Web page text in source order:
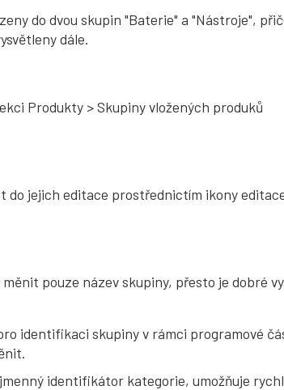
do dvou skupin "Baterie" a "Nástroje",
dále.
Produkty > Skupiny vložených produků
do jejich editace prostřednictím ikony
pouze název skupiny, přesto je dobré
identifikaci skupiny v rámci programové
identifikátor kategorie, umožňuje